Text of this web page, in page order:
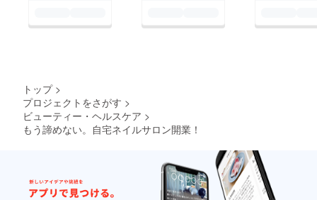
トップ >
プロジェクトをさがす >
ビューティー・ヘルスケア >
もう諦めない。自宅ネイルサロン開業！